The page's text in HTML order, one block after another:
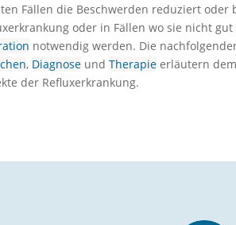
Fällen die Beschwerden reduziert
oder in Fällen wo sie nicht
notwendig werden. Die
, Diagnoseund Therapieerläutern
der Refluxerkrankung.